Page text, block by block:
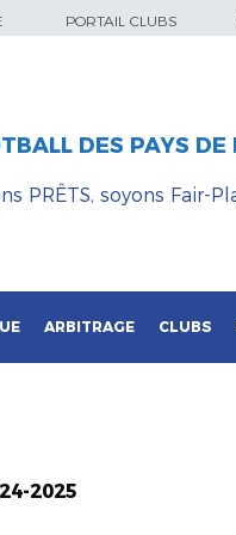
PORTAIL CLUBS
DES PAYS DE
PRÊTS, soyons Fair-
ARBITRAGE CLUBS
2025